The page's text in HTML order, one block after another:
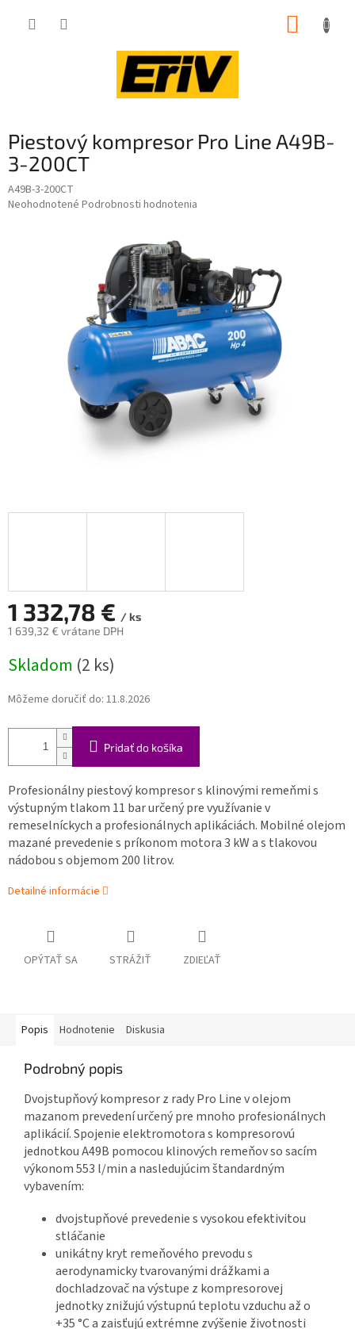
Piestový kompresor Pro Line A49B-
3-200CT
A49B-3-200CT
Priemerné
Neohodnotené Podrobnosti hodnotenia
1 332,78 € / ks
1 639,32 € vrátane DPH
cena:
Skladom (2 ks)
Môžeme doručiť do: 11.8.2026
Pridať do košíka
Profesionálny piestový kompresor s klinovými remeňmi s
výstupným tlakom 11 bar určený pre využívanie v
remeselníckych a profesionálnych aplikáciách. Mobilné olejom
mazané prevedenie s príkonom motora 3 kW a s tlakovou
nádobou s objemom 200 litrov.
Detailné informácie
OPÝTAŤ SA STRÁŽIŤ ZDIEĽAŤ
Popis Hodnotenie Diskusia
Podrobný popis
Dvojstupňový kompresor z rady Pro Line v olejom
mazanom prevedení určený pre mnoho profesionálnych
aplikácií. Spojenie elektromotora s kompresorovú
jednotkou A49B pomocou klinových remeňov so sacím
výkonom 553 l/min a nasledujúcim štandardným
vybavením:
dvojstupňové prevedenie s vysokou efektivitou
stláčanie
unikátny kryt remeňového prevodu s
aerodynamicky tvarovanými drážkami a
dochladzovač na výstupe z kompresorovej
jednotky znižujú výstupnú teplotu vzduchu až o
+35 °C a zaisťujú extrémne zvýšenie životnosti